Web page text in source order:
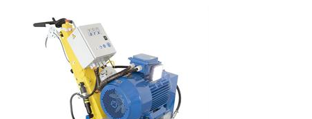
Leikkausleveys: 35 cm Etäisyys seinästä:
10,7 cm Leikkaussyvyys: jopa 25 mm
Teho: 1,5 mm: teho: 15 kW Toimitus ilman
jyrsintätyökaluja, rumpuja jne.